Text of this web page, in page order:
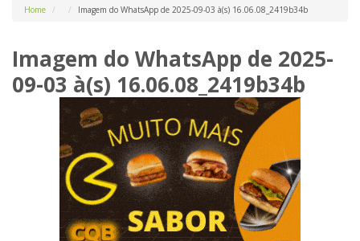
Home Imagem do WhatsApp de 2025-09-03 à(s) 16.06.08_2419b34b
Imagem do WhatsApp de 2025-
09-03 à(s) 16.06.08_2419b34b